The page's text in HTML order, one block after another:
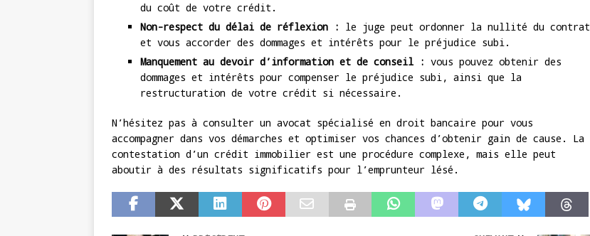
du coût de votre crédit.
Non-respect du délai de réflexion : le juge peut ordonner la nullité du contrat
et vous accorder des dommages et intérêts pour le préjudice subi.
Manquement au devoir d’information et de conseil : vous pouvez obtenir des
dommages et intérêts pour compenser le préjudice subi, ainsi que la
restructuration de votre crédit si nécessaire.
N’hésitez pas à consulter un avocat spécialisé en droit bancaire pour vous
accompagner dans vos démarches et optimiser vos chances d’obtenir gain de cause. La
contestation d’un crédit immobilier est une procédure complexe, mais elle peut
aboutir à des résultats significatifs pour l’emprunteur lésé.